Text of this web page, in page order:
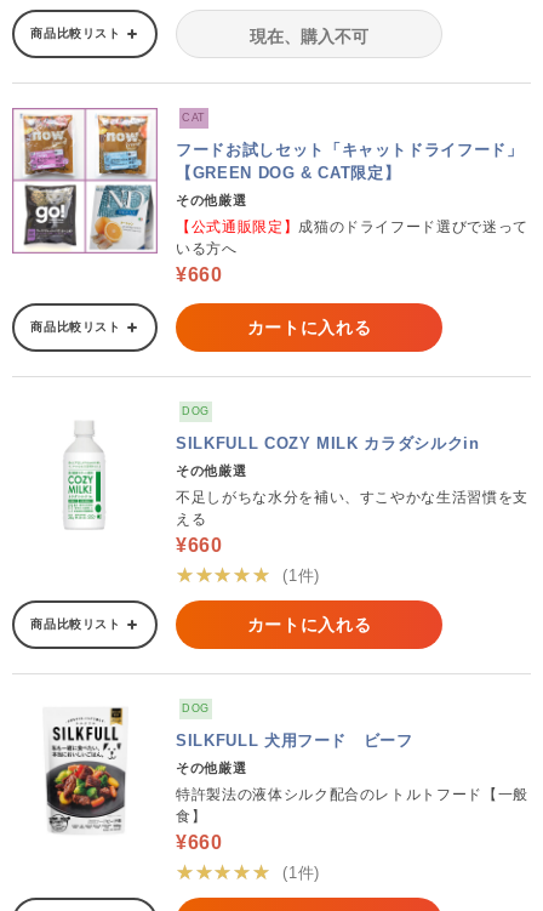
商品比較リスト 現在、購入不可
CAT
フードお試しセット「キャットドライフード」
【GREEN DOG & CAT限定】
その他厳選
【公式通販限定】 成猫のドライフード選びで迷って
いる方へ
¥660
商品比較リスト カートに入れる
DOG
SILKFULL COZY MILK カラダシルクin
その他厳選
不足しがちな水分を補い、すこやかな生活習慣を支
える
¥660
★★★★★
(1件)
商品比較リスト カートに入れる
DOG
SILKFULL 犬用フード ビーフ
その他厳選
特許製法の液体シルク配合のレトルトフード【一般
食】
¥660
★★★★★
(1件)